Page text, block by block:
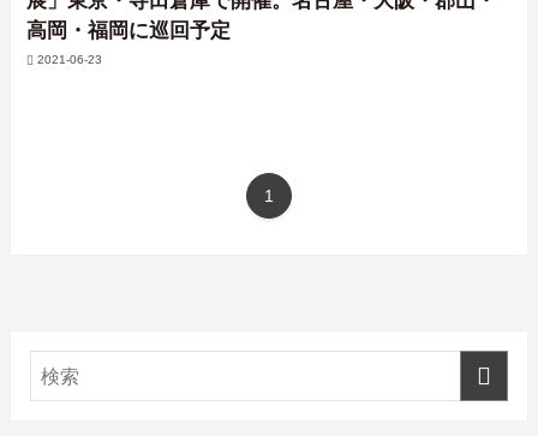
高岡・福岡に巡回予定
2021-06-23
1